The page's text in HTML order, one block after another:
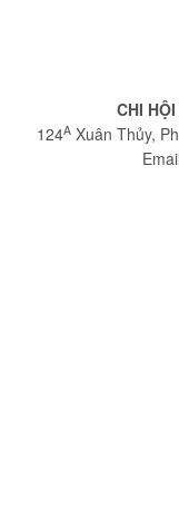
CHI
124A Xuân Thủy,